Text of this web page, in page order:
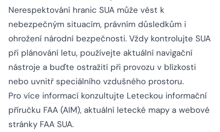
Nerespektování hranic SUA může vést k
nebezpečným situacím, právním důsledkům i
ohrožení národní bezpečnosti. Vždy kontrolujte SUA
při plánování letu, používejte aktuální navigační
nástroje a buďte ostražití při provozu v blízkosti
nebo uvnitř speciálního vzdušného prostoru.
Pro více informací konzultujte Leteckou informační
příručku FAA (AIM), aktuální letecké mapy a webové
stránky FAA SUA.